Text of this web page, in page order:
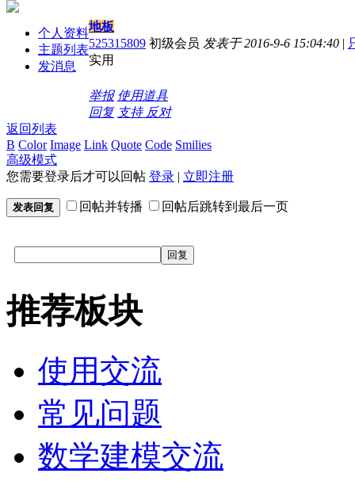
个人资料
主题列表
发消息
地板
525315809 初级会员 发表于 2016-9-6 15:04:40 |
实用
举报 使用道具
回复 支持 反对
返回列表
B Color Image Link Quote Code Smilies
高级模式
您需要登录后才可以回帖 登录 | 立即注册
发表回复 回帖并转播 回帖后跳转到最后一页
回复
推荐板块
使用交流
常见问题
数学建模交流